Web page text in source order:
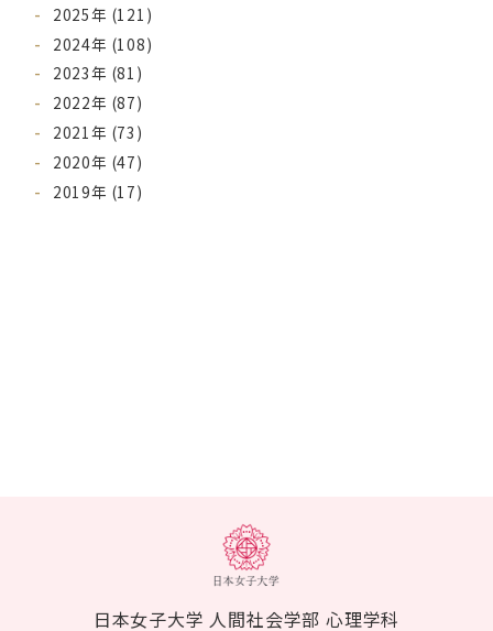
2025年 (121)
2024年 (108)
2023年 (81)
2022年 (87)
2021年 (73)
2020年 (47)
2019年 (17)
日本女子大学 人間社会学部 心理学科